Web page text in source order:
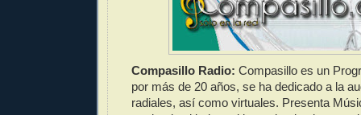
Compasillo Radio: Compasillo es un
por más de 20 años, se ha dedicado a la
radiales, así como virtuales. Presenta